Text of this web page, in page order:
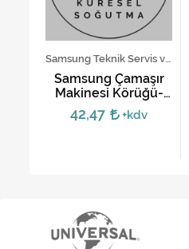
Samsung Teknik Servis ve Yedek Parça Hizmetleri
Samsung Çamaşır
Makinesi Körüğü-
CM02SA10-K
42,47 +kdv